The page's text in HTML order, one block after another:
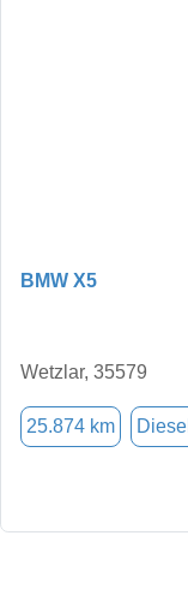
BMW X5
Wetzlar, 35579
25.874 km Diesel